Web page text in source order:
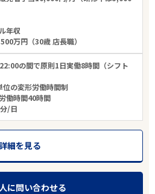
年収
万円（30歳 店長職）
の間で原則1日実働8時間（シフト
位の変形労働時間制
働時間40時間
/日
細を見る
に問い合わせる